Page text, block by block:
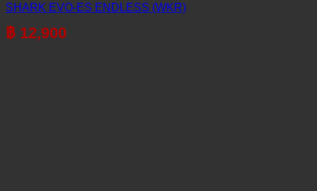
SHARK EVO-ES ENDLESS (WKR)
฿ 12,900